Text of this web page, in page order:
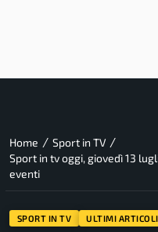
Home / Sport in TV /
Sport in tv oggi, giovedì 13
eventi
SPORT IN TV ULTIMI ARTICOLI